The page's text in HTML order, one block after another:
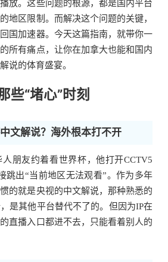
放。这些问题的根源，都是国内平台
地区限制。而解决这个问题的关键，
国加速器。今天这篇指南，就带你一
所有痛点，让你在加拿大也能和国内
说的体育盛宴。
些“堵心”时刻
文解说？海外根本打不开
人朋友约着看世界杯，他打开CCTV5
跳出“当前地区无法观看”。作为多年
的就是央视的中文解说，那种熟悉的
是其他平台替代不了的。但因为IP在
直播入口都进不去，只能看着别人的